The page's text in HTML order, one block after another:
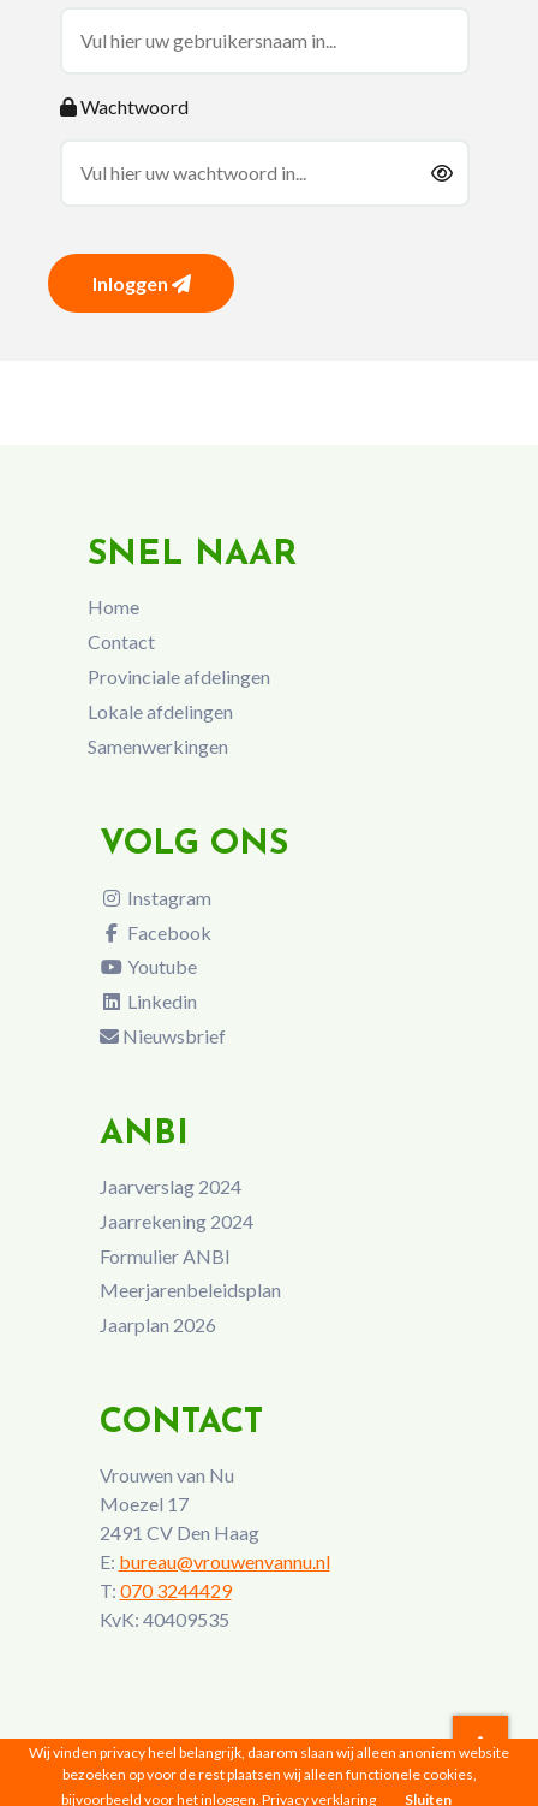
Wachtwoord
Inloggen
SNEL NAAR
Home
Contact
Provinciale afdelingen
Lokale afdelingen
Samenwerkingen
VOLG ONS
Instagram
Facebook
Youtube
Linkedin
Nieuwsbrief
ANBI
Jaarverslag 2024
Jaarrekening 2024
Formulier ANBI
Meerjarenbeleidsplan
Jaarplan 2026
CONTACT
Vrouwen van Nu
Moezel 17
2491 CV Den Haag
E: bureau@vrouwenvannu.nl
T: 070 3244429
KvK: 40409535
Vrouwen van Nu © 2026 |Privacyverklaring
Wij vinden privacy heel belangrijk, daarom slaan wij alleen anoniem website
bezoeken op voor de rest plaatsen wij alleen functionele cookies,
bijvoorbeeld voor het inloggen. Privacy verklaring Sluiten